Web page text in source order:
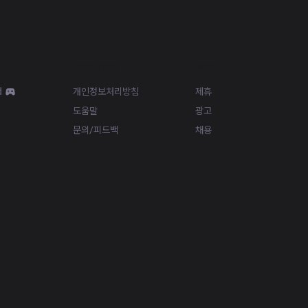
개인정보처리방침
도움말
문의/피드백
제휴
광고
채용